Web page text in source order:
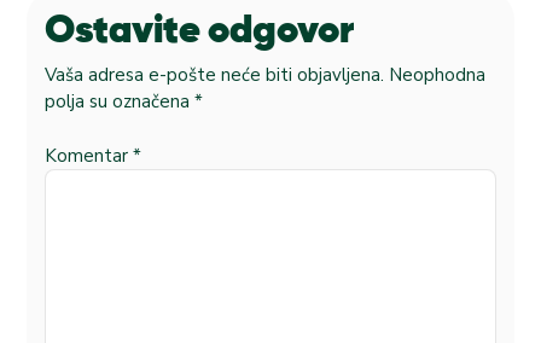
Ostavite odgovor
Vaša adresa e-pošte neće biti objavljena. Neophodna
polja su označena *
Komentar *